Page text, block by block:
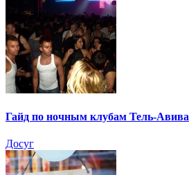
Гайд по ночным клубам Тель-Авива
Досуг